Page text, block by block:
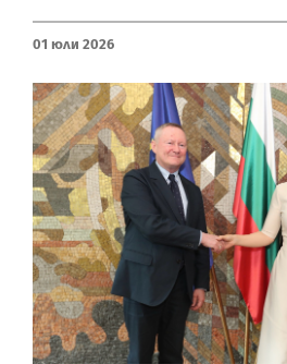
01 Юли 2026